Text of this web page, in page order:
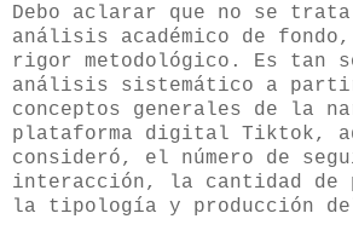
Debo aclarar que no se
análisis académico de
rigor metodológico. Es tan
análisis sistemático a
conceptos generales de la
plataforma digital Tiktok,
consideró, el número de
interacción, la cantidad de
la tipología y producción